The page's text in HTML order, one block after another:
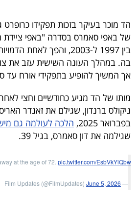
5
המילון
הכלכלי
פודקאסט
40
UNDER
40
פעולה
הד מוכר בעיקר בזכות תפקידו כרופרט
של באפי סאמרס בסדרה "באפי
בין 1997 ל-2003, והפך
בה. במהלך העונה השישית עזב את
אך המשיך להופיע בתפקידי אורח עד
ניקולס ברנדון, שגילם את זאנדר
בפברואר 2025,
הלכה לעולמה גם
שגילמה את דון סאמרס, בגיל 39.
at the age of 72. pic.twitter.com/EsbVkYlQbw
— Film Updates (@FilmUpdates)
June 5, 2026